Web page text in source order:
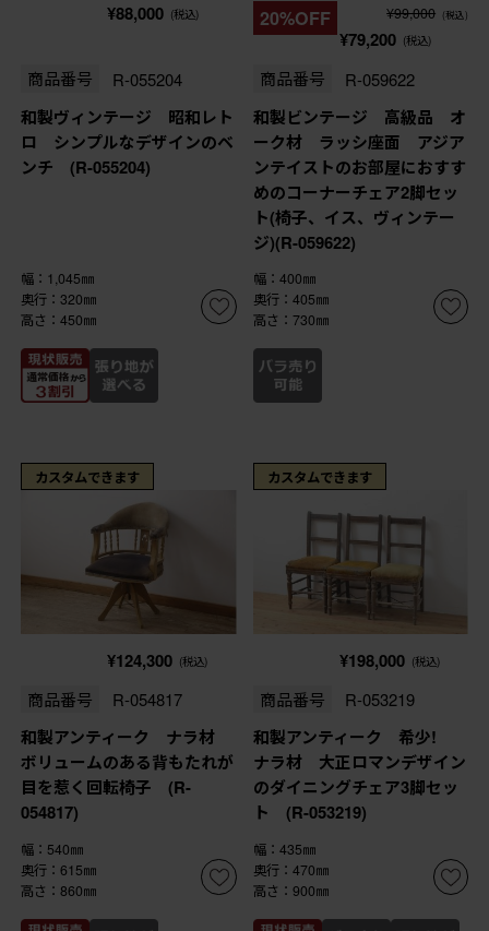
¥88,000 (税込)
商品番号 R-055204
和製ヴィンテージ 昭和レト
ロ シンプルなデザインのベ
ンチ (R-055204)
幅：1,045㎜
奥行：320㎜
高さ：450㎜
20%OFF ¥99,000 (税込)
¥79,200 (税込)
商品番号 R-059622
和製ビンテージ 高級品 オ
ーク材 ラッシ座面 アジア
ンテイストのお部屋におすす
めのコーナーチェア2脚セッ
ト(椅子、イス、ヴィンテー
ジ)(R-059622)
幅：400㎜
奥行：405㎜
高さ：730㎜
カスタムできます
¥124,300 (税込)
商品番号 R-054817
和製アンティーク ナラ材
ボリュームのある背もたれが
目を惹く回転椅子 (R-
054817)
幅：540㎜
奥行：615㎜
高さ：860㎜
カスタムできます
¥198,000 (税込)
商品番号 R-053219
和製アンティーク 希少!
ナラ材 大正ロマンデザイン
のダイニングチェア3脚セッ
ト (R-053219)
幅：435㎜
奥行：470㎜
高さ：900㎜